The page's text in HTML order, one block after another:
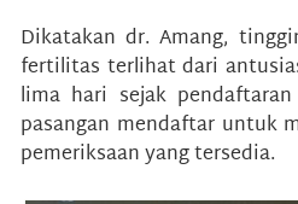
Dikatakan dr. Amang,
fertilitas terlihat dari
lima hari sejak
pasangan mendaftar untuk
pemeriksaan yang tersedia.